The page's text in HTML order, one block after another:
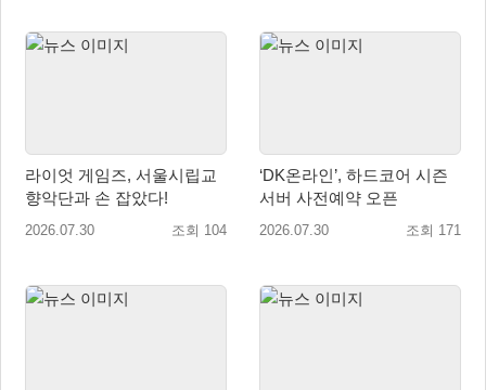
라이엇 게임즈, 서울시립교
향악단과 손 잡았다!
2026.07.30 조회 104
‘DK온라인’, 하드코어 시즌
서버 사전예약 오픈
2026.07.30 조회 171